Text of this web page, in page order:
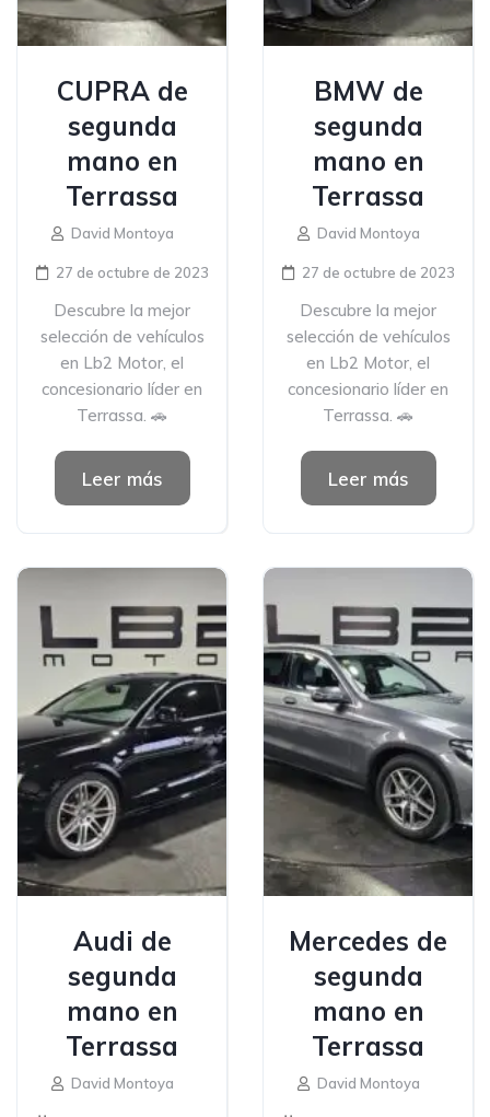
CUPRA de
segunda
mano en
Terrassa
David Montoya
27 de octubre de 2023
Descubre la mejor
selección de vehículos
en Lb2 Motor, el
concesionario líder en
Terrassa. 🚗
Leer más
BMW de
segunda
mano en
Terrassa
David Montoya
27 de octubre de 2023
Descubre la mejor
selección de vehículos
en Lb2 Motor, el
concesionario líder en
Terrassa. 🚗
Leer más
Audi de
segunda
mano en
Terrassa
David Montoya
Mercedes de
segunda
mano en
Terrassa
David Montoya